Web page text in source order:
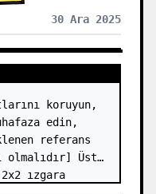
30 Ara 2025
koruyun,
edin,
referans
olmalıdır] Üst
ızgara